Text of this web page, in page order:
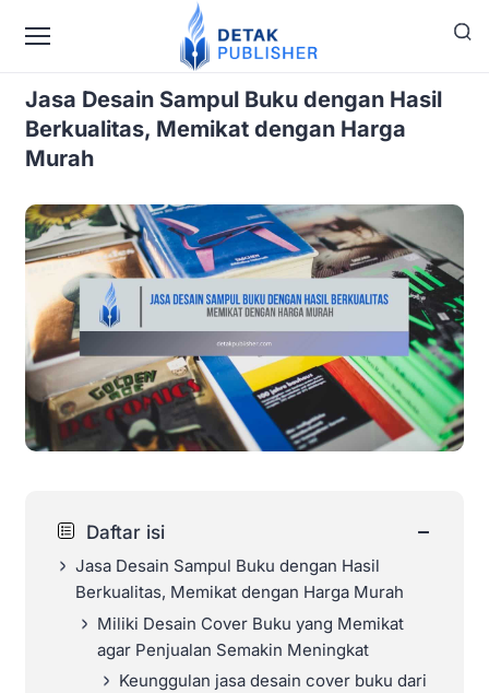
›Jasa Desain Sampul Buku dengan
Jasa Desain Sampul Buku dengan Hasil
Berkualitas, Memikat dengan Harga
Murah
Daftar isi −
Jasa Desain Sampul Buku dengan Hasil
Berkualitas, Memikat dengan Harga Murah
Miliki Desain Cover Buku yang Memikat
agar Penjualan Semakin Meningkat
Keunggulan jasa desain cover buku dari